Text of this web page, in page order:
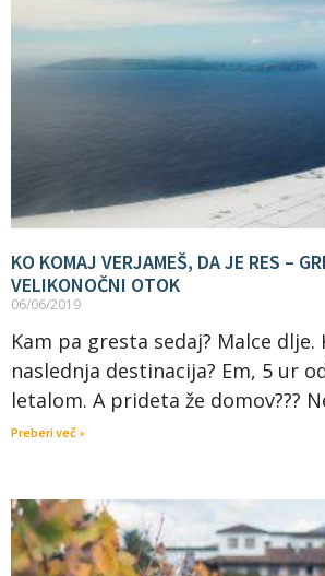
KO KOMAJ VERJAMEŠ, DA JE RES –
VELIKONOČNI OTOK
06/06/2019
Kam pa gresta sedaj? Malce dlje.
naslednja destinacija? Em, 5 ur
letalom. A prideta že domov???
Preberi več »